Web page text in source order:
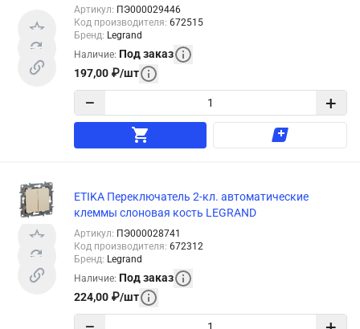
Артикул: ПЭ000029446
Код производителя: 672515
Бренд: Legrand
Наличие: Под заказ
197,00 ₽/шт
− +
ETIKA Переключатель 2-кл. автоматические
клеммы слоновая кость LEGRAND
Артикул: ПЭ000028741
Код производителя: 672312
Бренд: Legrand
Наличие: Под заказ
224,00 ₽/шт